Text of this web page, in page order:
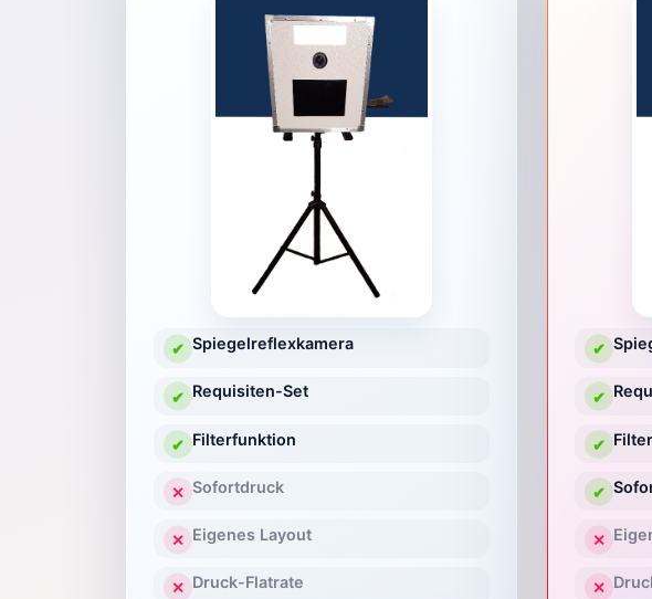
✔ Spiegelreflexkamera
✔ Requisiten-Set
✔ Filterfunktion
✕ Sofortdruck
✕ Eigenes Layout
✕ Druck-Flatrate
✔
✔
✔
✔
✕
✕